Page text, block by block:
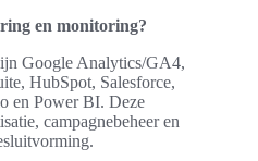
en monitoring?
Google Analytics/GA4,
HubSpot, Salesforce,
en Power BI. Deze
campagnebeheer en